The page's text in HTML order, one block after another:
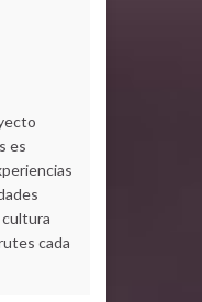
es
cultura
cada